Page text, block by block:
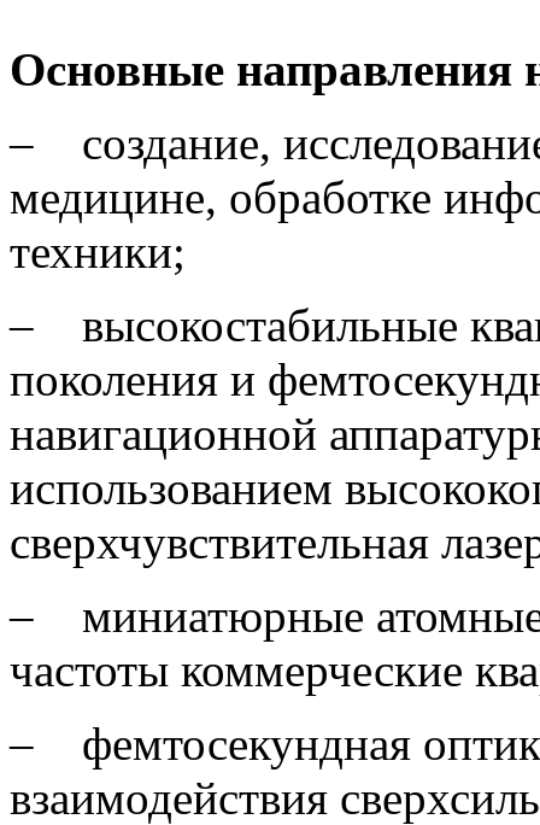
Основные
‒ создание,
медицине, обработке
техники;
‒ высокостабильные
поколения и
навигационной
использованием
сверхчувствительная
‒ миниатюрные атомные
частоты коммерческие
‒ фемтосекундная
взаимодействия